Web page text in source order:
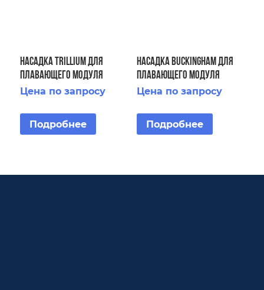
Насадка Trillium для
плавающего модуля
Floating Display Aerator 3
Цена по запросу
Подробнее
Насадка Buckingham для
плавающего модуля
Fountain Floating Fountain
Цена по запросу
Подробнее